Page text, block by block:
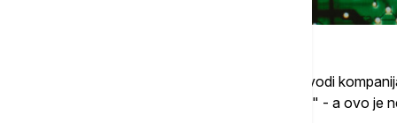
Za razliku od agenta korisničkih službi, navodi
sedam dana u nedelji tokom čitave godine" - a ovo je